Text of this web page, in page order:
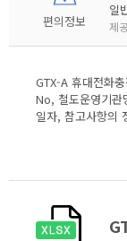
편의정보
일
제
GTX-A 휴대전화
No, 철도운영기관
일자, 참고사항의